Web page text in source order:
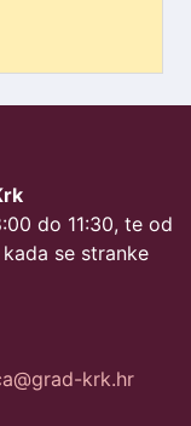
do 11:30, te od
se stranke
krk.hr